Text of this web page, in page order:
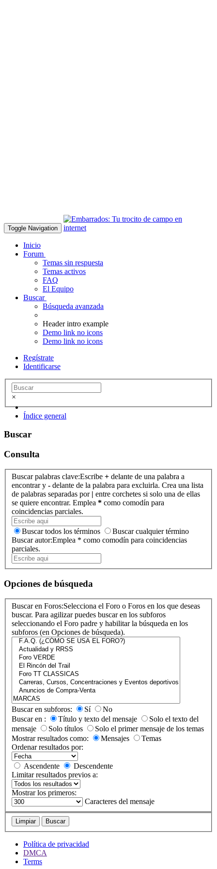
Toggle Navigation
Inicio
Forum
Temas sin respuesta
Temas activos
FAQ
El Equipo
Buscar
Búsqueda avanzada
Header intro example
Demo link no icons
Demo link no icons
Regístrate
Identificarse
×
Índice general
Buscar
Consulta
Buscar palabras clave:Escribe + delante de una palabra a
encontrar y - delante de la palabra para excluirla. Crea una lista
de palabras separadas por | entre corchetes si solo una de ellas
se quiere encontrar. Emplea * como comodín para
coincidencias parciales.
Buscar todos los términos
Buscar cualquier término
Buscar autor:Emplea * como comodín para coincidencias
parciales.
Opciones de búsqueda
Buscar en Foros:Selecciona el Foro o Foros en los que deseas
buscar. Para agilizar puedes buscar en los subforos
seleccionando el Foro padre y habilitar la búsqueda en los
subforos (en Opciones de búsqueda).
Buscar en subforos: Sí
No
Buscar en :
Título y texto del mensaje
Solo el texto del
mensaje
Solo títulos
Solo el primer mensaje de los temas
Mostrar resultados como:
Mensajes
Temas
Ordenar resultados por:
Ascendente
Descendente
Limitar resultados previos a:
Mostrar los primeros:
Caracteres del mensaje
Limpiar Buscar
Política de privacidad
DMCA
Terms